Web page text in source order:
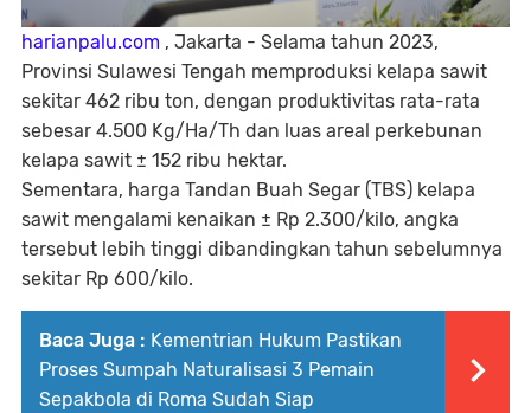
harianpalu.com , Jakarta - Selama tahun 2023,
Provinsi Sulawesi Tengah memproduksi kelapa sawit
sekitar 462 ribu ton, dengan produktivitas rata-rata
sebesar 4.500 Kg/Ha/Th dan luas areal perkebunan
kelapa sawit ± 152 ribu hektar.
Sementara, harga Tandan Buah Segar (TBS) kelapa
sawit mengalami kenaikan ± Rp 2.300/kilo, angka
tersebut lebih tinggi dibandingkan tahun sebelumnya
sekitar Rp 600/kilo.
Baca Juga : Kementrian Hukum Pastikan
Proses Sumpah Naturalisasi 3 Pemain
Sepakbola di Roma Sudah Siap